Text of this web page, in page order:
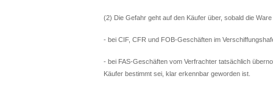
(2) Die Gefahr geht auf den Käufer über, sobald die Ware
- bei CIF, CFR und FOB-Geschäften im
- bei FAS-Geschäften vom Verfrachter tatsächlich
Käufer bestimmt sei, klar erkennbar geworden ist.